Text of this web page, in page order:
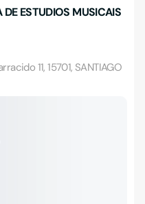
ESTUDIOS MUSICAIS
11, 15701, SANTIAGO